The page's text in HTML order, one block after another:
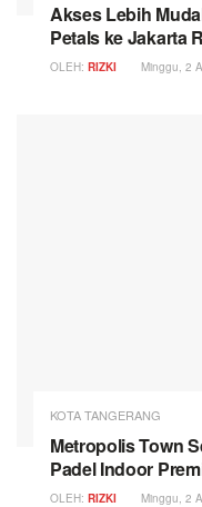
Akses Lebih
Petals ke Jakarta
OLEH: RIZKI Minggu, 2
KOTA TANGERANG
Metropolis Town
Padel Indoor
OLEH: RIZKI Minggu, 2